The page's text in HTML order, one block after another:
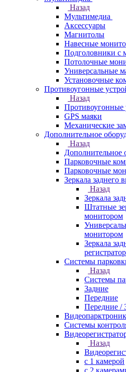
Назад
Мультимедиа
Аксессуары
Магнитолы
Навесные
Подголовники с
Потолочные
Универсальные
Установочные
Противоугонные
Назад
Противоугонные
GPS маяки
Механические
Дополнительное
Назад
Дополнительное
Парковочные
Парковочные
Зеркала заднего
Назад
Зеркала
Штатные
монитором
монитором
Зеркала
Системы
Назад
Системы
Задние
Передние
Передние /
Системы
Назад
с 1 камерой
с 2